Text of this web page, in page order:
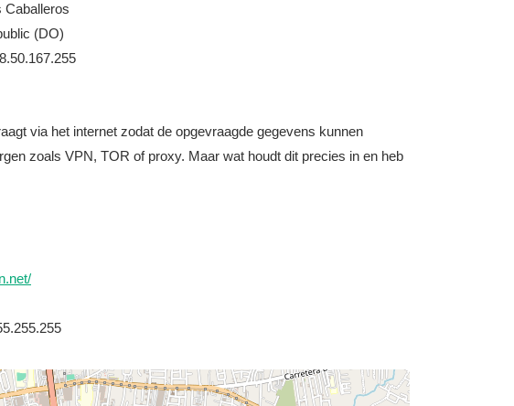
Caballeros
(DO)
via het internet zodat de opgevraagde gegevens kunnen
zoals VPN, TOR of proxy. Maar wat houdt dit precies in en heb